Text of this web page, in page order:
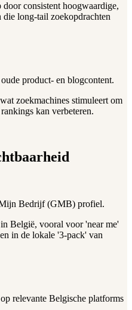
consistent hoogwaardige,
die long-tail zoekopdrachten
product- en blogcontent.
zoekmachines stimuleert om
kan verbeteren.
Bedrijf (GMB) profiel.
België, vooral voor 'near me'
in de lokale '3-pack' van
relevante Belgische platforms